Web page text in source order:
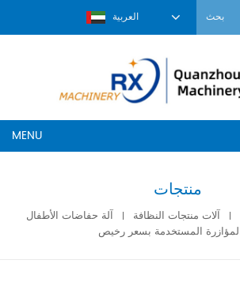
العربية
MENU
منتجات
آلات منتجات النظافة
آلة حفاضات الأطفال